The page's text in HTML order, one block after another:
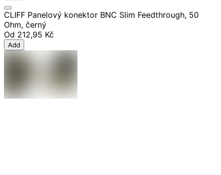
CLIFF Panelový konektor BNC Slim Feedthrough, 50
Ohm, černý
Od 212,95 Kč
Add